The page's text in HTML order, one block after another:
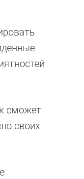
сможет
своих